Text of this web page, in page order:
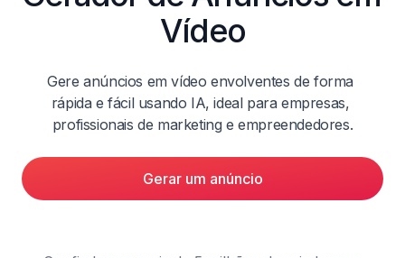
Vídeo
Gere anúncios em vídeo envolventes de forma
rápida e fácil usando IA, ideal para empresas,
profissionais de marketing e empreendedores.
Gerar um anúncio